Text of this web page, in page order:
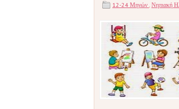
12-24 Μηνών , Νηπιακή